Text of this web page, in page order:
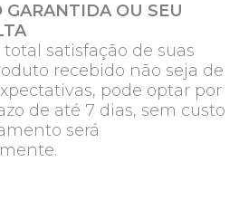
GARANTIDA OU SEU
satisfação de suas
recebido não seja de
pode optar por
de até 7 dias, sem custo
será